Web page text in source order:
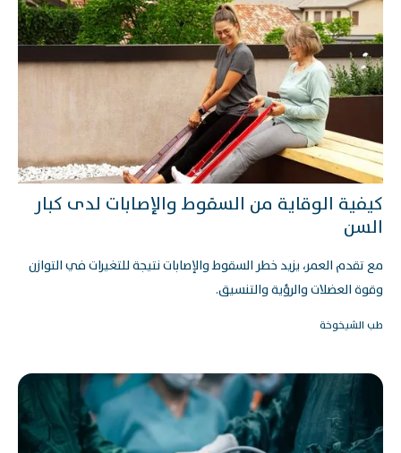
كيفية الوقاية من السقوط والإصابات لدى كبار
السن
مع تقدم العمر، يزيد خطر السقوط والإصابات نتيجة للتغيرات في التوازن
وقوة العضلات والرؤية والتنسيق.
طب الشيخوخة